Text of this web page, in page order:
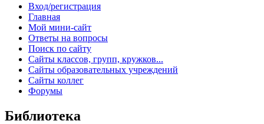
Вход/регистрация
Главная
Мой мини-сайт
Ответы на вопросы
Поиск по сайту
Сайты классов, групп, кружков...
Сайты образовательных учреждений
Сайты коллег
Форумы
Библиотека